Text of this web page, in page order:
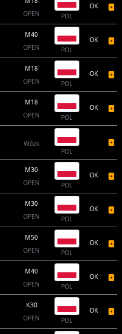
OPEN
POL
OK
M40
OPEN
POL
OK
M18
OPEN
POL
OK
M18
OPEN
POL
OK
Wózk
POL
M30
OPEN
POL
OK
M30
OPEN
POL
OK
M50
OPEN
POL
OK
M40
OPEN
POL
OK
K30
OPEN
POL
OK